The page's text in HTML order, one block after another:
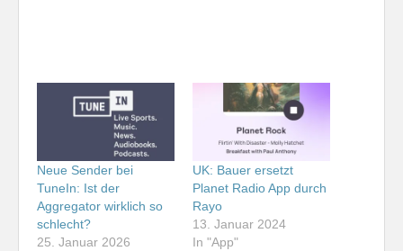
Neue Sender bei
TuneIn: Ist der
Aggregator wirklich so
schlecht?
25. Januar 2026
UK: Bauer ersetzt
Planet Radio App durch
Rayo
13. Januar 2024
In "App"